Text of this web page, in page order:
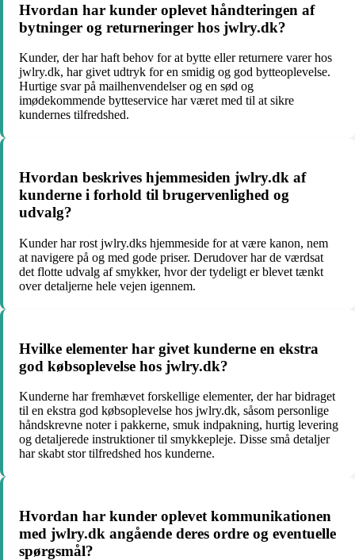
Hvordan har kunder oplevet håndteringen af
bytninger og returneringer hos jwlry.dk?
Kunder, der har haft behov for at bytte eller returnere varer hos
jwlry.dk, har givet udtryk for en smidig og god bytteoplevelse.
Hurtige svar på mailhenvendelser og en sød og
imødekommende bytteservice har været med til at sikre
kundernes tilfredshed.
Hvordan beskrives hjemmesiden jwlry.dk af
kunderne i forhold til brugervenlighed og
udvalg?
Kunder har rost jwlry.dks hjemmeside for at være kanon, nem
at navigere på og med gode priser. Derudover har de værdsat
det flotte udvalg af smykker, hvor der tydeligt er blevet tænkt
over detaljerne hele vejen igennem.
Hvilke elementer har givet kunderne en ekstra
god købsoplevelse hos jwlry.dk?
Kunderne har fremhævet forskellige elementer, der har bidraget
til en ekstra god købsoplevelse hos jwlry.dk, såsom personlige
håndskrevne noter i pakkerne, smuk indpakning, hurtig levering
og detaljerede instruktioner til smykkepleje. Disse små detaljer
har skabt stor tilfredshed hos kunderne.
Hvordan har kunder oplevet kommunikationen
med jwlry.dk angående deres ordre og eventuelle
spørgsmål?